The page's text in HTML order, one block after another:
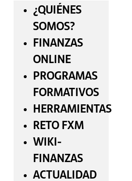
¿QUIÉNES
SOMOS?
FINANZAS
ONLINE
PROGRAMAS
FORMATIVOS
HERRAMIENTAS
RETO FXM
WIKI-
FINANZAS
ACTUALIDAD